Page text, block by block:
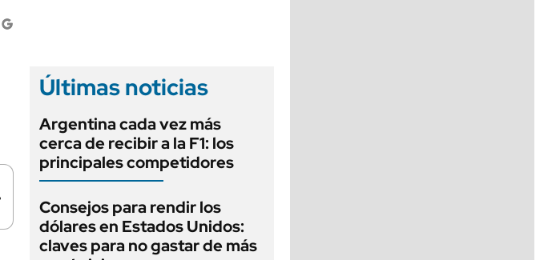
Duración: 42 segundos
Últimas noticias
Argentina cada vez más
cerca de recibir a la F1: los
principales competidores
Consejos para rendir los
dólares en Estados Unidos:
claves para no gastar de más